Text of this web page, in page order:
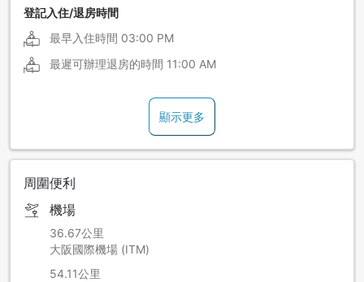
登記入住/退房時間
最早入住時間 03:00 PM
最遲可辦理退房的時間 11:00 AM
顯示更多
周圍便利
機場
36.67公里
大阪國際機場 (ITM)
54.11公里